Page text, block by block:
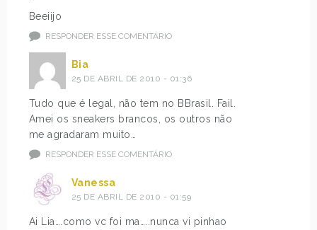
Beeiijo
RESPONDER ESSE COMENTÁRIO
Bia
25 DE ABRIL DE 2010 - 01:36
Tudo que é legal, não tem no BBrasil. Fail.
Amei os sneakers brancos, os outros não
me agradaram muito…
RESPONDER ESSE COMENTÁRIO
Vanessa
25 DE ABRIL DE 2010 - 01:59
Ai Lia….como vc foi ma…..nunca vi pinhao